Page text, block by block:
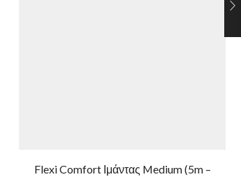
Flexi Comfort Ιμάντας Medium (5m –